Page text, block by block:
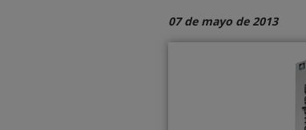
07 de mayo de 2013